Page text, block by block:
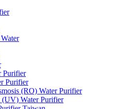
Purifier
Purifier
(RO) Water Purifier
Water Purifier